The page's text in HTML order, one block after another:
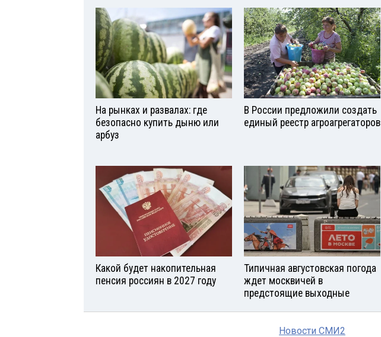
На рынках и развалах: где
безопасно купить дыню или
арбуз
В России предложили создать
единый реестр агроагрегаторов
Какой будет накопительная
пенсия россиян в 2027 году
Типичная августовская погода
ждет москвичей в
предстоящие выходные
Новости СМИ2